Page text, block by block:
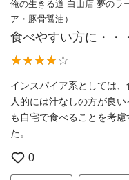
俺の生きる道 白山店 夢のラ
ア・豚骨醤油）
食べやすい方に・・・
インスパイア系としては
人的には汁なしの方が良
も自宅で食べることを考
た。
0